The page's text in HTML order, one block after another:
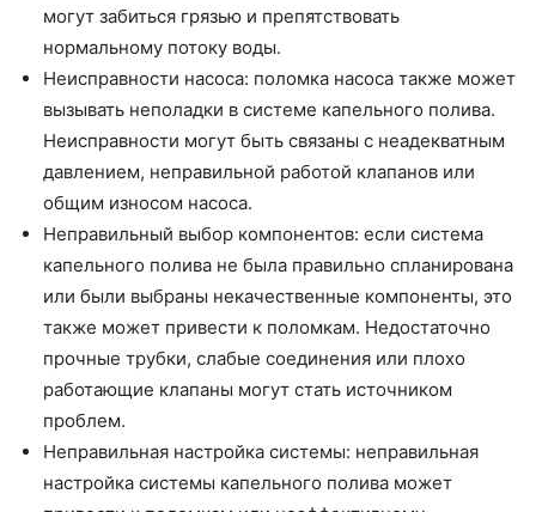
могут забиться грязью и препятствовать
нормальному потоку воды.
Неисправности насоса: поломка насоса также может
вызывать неполадки в системе капельного полива.
Неисправности могут быть связаны с неадекватным
давлением, неправильной работой клапанов или
общим износом насоса.
Неправильный выбор компонентов: если система
капельного полива не была правильно спланирована
или были выбраны некачественные компоненты, это
также может привести к поломкам. Недостаточно
прочные трубки, слабые соединения или плохо
работающие клапаны могут стать источником
проблем.
Неправильная настройка системы: неправильная
настройка системы капельного полива может